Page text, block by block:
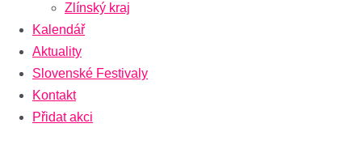
Zlínský kraj
Kalendář
Aktuality
Slovenské Festivaly
Kontakt
Přidat akci